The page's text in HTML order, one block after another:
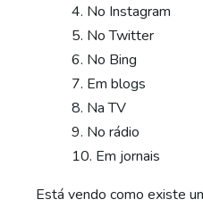
No Instagram
No Twitter
No Bing
Em blogs
Na TV
No rádio
Em jornais
Está vendo como existe